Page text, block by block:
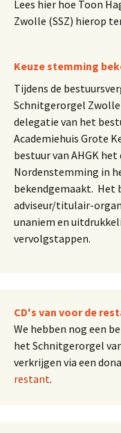
Lees hier hoe Toon
Zwolle (SSZ) hierop
Keuze stemming
Tijdens de
Schnitgerorgel Zwolle
delegatie van het
Academiehuis Grote
bestuur van AHGK
Nordenstemming in
bekendgemaakt. Het
adviseur/titulair-
unaniem en
vervolgstappen.
CD's van voor de
We hebben nog een
het Schnitgerorgel
verkrijgen via een
restant.